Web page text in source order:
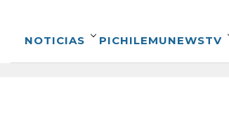
NOTICIAS PICHILEMUNEWSTV